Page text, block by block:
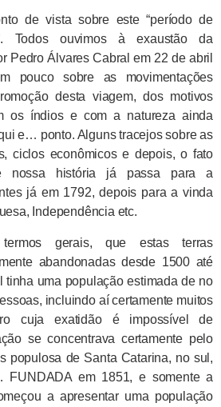
de vista sobre este “período de
Todos ouvimos à exaustão da
Pedro Álvares Cabral em 22 de abril
pouco sobre as movimentações
desta viagem, dos motivos
os índios e com a natureza ainda
e… ponto. Alguns tracejos sobre as
ciclos econômicos e depois, o fato
nossa história já passa para a
já em 1792, depois para a vinda
Independência etc.
gerais, que estas terras
abandonadas desde 1500 até
tinha uma população estimada de no
incluindo aí certamente muitos
cuja exatidão é impossível de
se concentrava certamente pelo
populosa de Santa Catarina, no sul,
FUNDADA em 1851, e somente a
a apresentar uma população